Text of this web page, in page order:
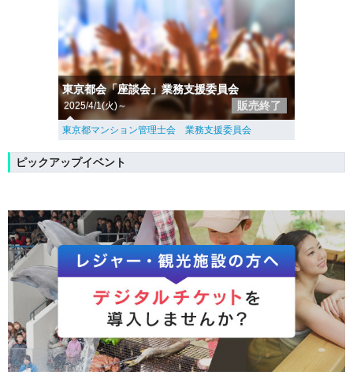
東京都会「座談会」業務支援委員会
2025/4/1(火)～ 販売終了
東京都マンション管理士会 業務支援委員会
ピックアップイベント